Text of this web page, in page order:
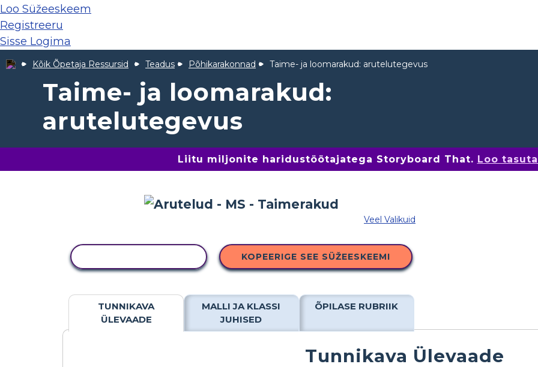
Loo Süžeeskeem
Registreeru
Sisse Logima
Kõik Õpetaja Ressursid Teadus Põhikarakonnad Taime- ja loomarakud: arutelutegevus
Taime- ja loomarakud:
arutelutegevus
Liitu miljonite haridustöötajatega Storyboard That. Loo
Veel Valikuid
KOPEERIGE SEE SÜŽEESKEEMI
TUNNIKAVA
ÜLEVAADE
MALLI JA KLASSI
JUHISED
ÕPILASE RUBRIIK
Tunnikava Ülevaade